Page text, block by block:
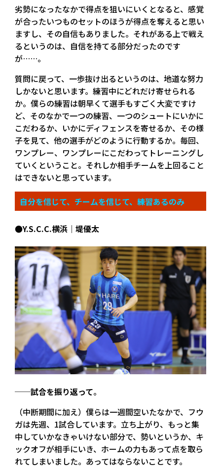
劣勢になったなかで得点を狙いにいくとなると、感覚
が合ったいつものセットのほうが得点を奪えると思い
ますし、その自信もありました。それがある上で戦え
るというのは、自信を持てる部分だったのです
が……。
質問に戻って、一歩抜け出るというのは、地道な努力
しかないと思います。練習中にどれだけ寄せられる
か。僕らの練習は朝早くて選手もすごく大変ですけ
ど、そのなかで一つの練習、一つのシュートにいかに
こだわるか、いかにディフェンスを寄せるか、その様
子を見て、他の選手がどのように行動するか。毎回、
ワンプレー、ワンプレーにこだわってトレーニングし
ていくということ。それしか相手チームを上回ること
はできないと思っています。
自分を信じて、チームを信じて、練習あるのみ
●Y.S.C.C.横浜｜堤優太
──試合を振り返って。
（中断期間に加え）僕らは一週間空いたなかで、フウ
ガは先週、1試合しています。立ち上がり、もっと集
中していかなきゃいけない部分で、勢いというか、キ
ックオフが相手にいき、ホームの力もあって点を取ら
れてしまいました。あってはならないことです。